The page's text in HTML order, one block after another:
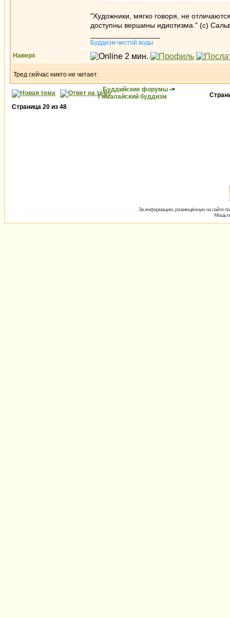
"Художники, мягко говоря, не
доступны вершины идиотизма." (с)
Буддизм чистой воды
Наверх
Тред сейчас никто не читает.
Буддийские форумы ->
Гималайский буддизм
Страница 20 из 48
За информацию, размещённую на сайте
Мощь